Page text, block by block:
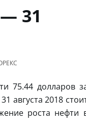
31
75.44 долларов
августа 2018
роста нефти